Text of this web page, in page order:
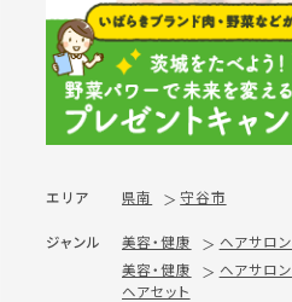
エリア 県南 守谷市
ジャンル 美容・健康 ヘアサロン
美容・健康
ヘアサロン
ヘアセット